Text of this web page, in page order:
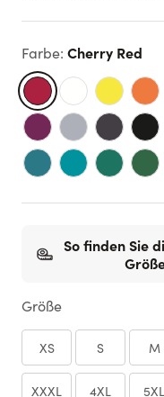
Farbe: Cherry Red
So finden Sie
Größe
XS S M
XXXL 4XL 5XL